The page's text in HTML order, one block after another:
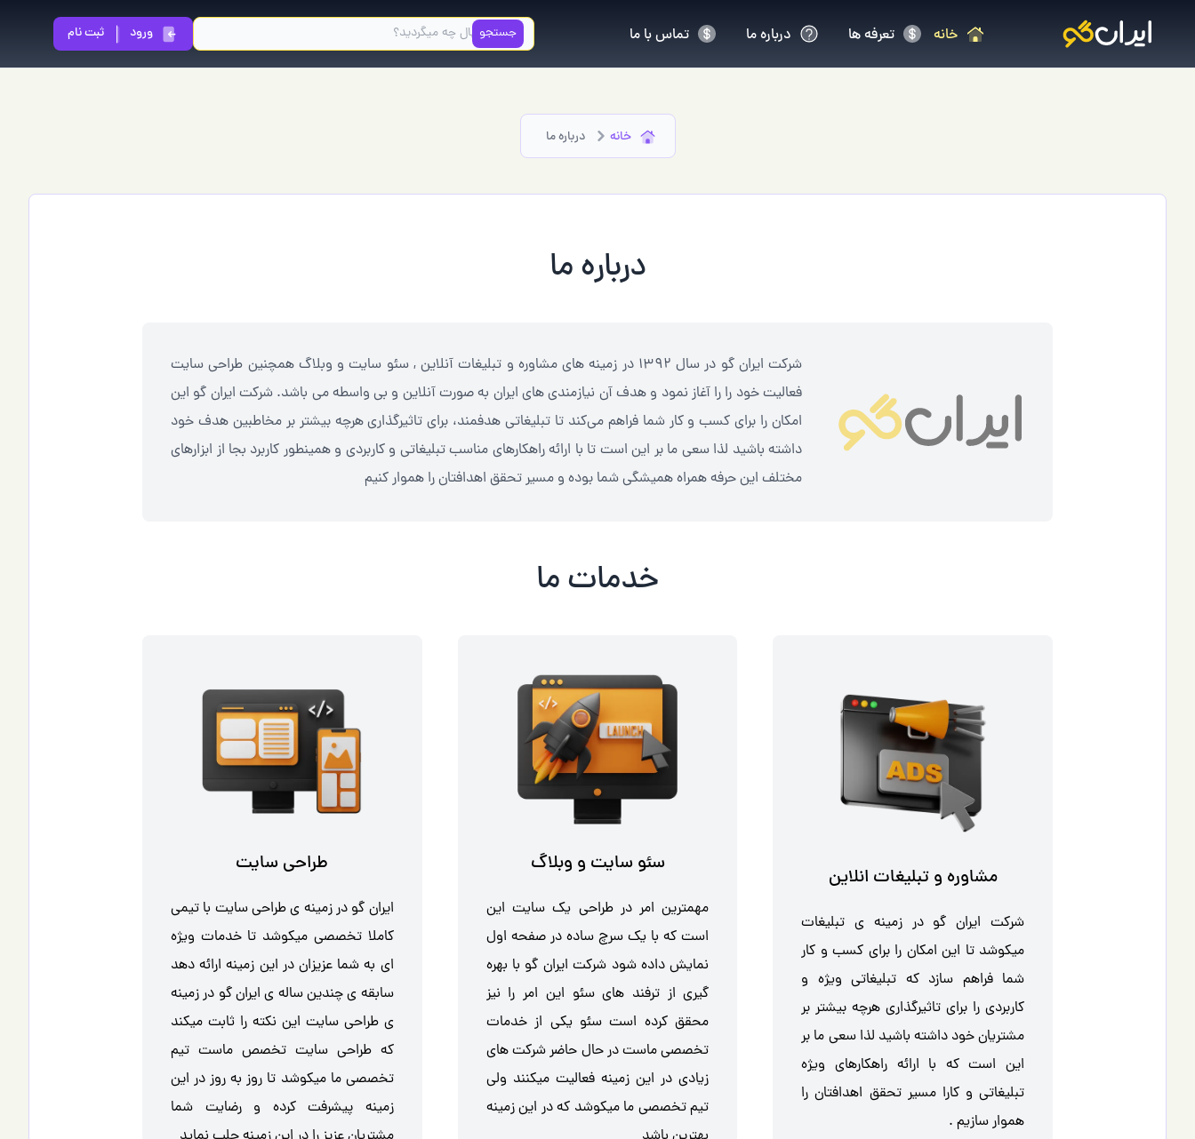
جستجو ورود ثبت نام خانه تعرفه ها درباره ما تماس با ما
خانه درباره ما
درباره ما
شرکت ایران گو در سال 1392 در زمینه های مشاوره و تبلیغات آنلاین , سئو سایت و وبلاگ همچنین طراحی سایت
فعالیت خود را را آغاز نمود و هدف آن نیازمندی های ایران به صورت آنلاین و بی واسطه می باشد. شرکت ایران گو این
امکان را برای کسب و کار شما فراهم می‌کند تا تبلیغاتی هدفمند، برای تاثیرگذاری هرچه بیشتر بر مخاطبین هدف خود
داشته باشید لذا سعی ما بر این است تا با ارائه راهکارهای مناسب تبلیغاتی و کاربردی و همینطور کاربرد بجا از ابزارهای
مختلف این حرفه همراه همیشگی شما بوده و مسیر تحقق اهدافتان را هموار کنیم
خدمات ما
مشاوره و تبليغات انلاين
شرکت ایران گو در زمینه ی تبلیغات
میکوشد تا این امکان را برای کسب و کار
شما فراهم سازد که تبلیغاتی ویژه و
کاربردی را برای تاثیرگذاری هرچه بیشتر بر
مشتریان خود داشته باشید لذا سعی ما بر
این است که با ارائه راهکارهای ویژه
تبلیغاتی و کارا مسیر تحقق اهدافتان را
هموار سازیم .
سئو سایت و وبلاگ
مهمترین امر در طراحی یک سایت این
است که با یک سرچ ساده در صفحه اول
نمایش داده شود شرکت ایران گو با بهره
گیری از ترفند های سئو این امر را نیز
محقق کرده است سئو یکی از خدمات
تخصصی ماست در حال حاضر شرکت های
زیادی در این زمینه فعالیت میکنند ولی
تیم تخصصی ما میکوشد که در این زمینه
طراحی سایت
ایران گو در زمینه ی طراحی سایت با تیمی
کاملا تخصصی میکوشد تا خدمات ویژه
ای به شما عزیزان در این زمینه ارائه دهد
سابقه ی چندین ساله ی ایران گو در زمینه
ی طراحی سایت این نکته را ثابت میکند
که طراحی سایت تخصص ماست تیم
تخصصی ما میکوشد تا روز به روز در این
زمینه پیشرفت کرده و رضایت شما